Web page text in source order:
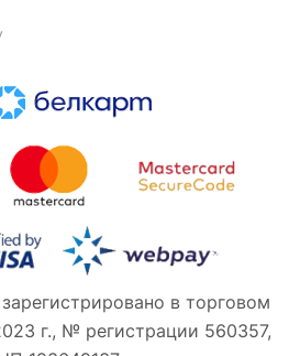
в торговом
г., № регистрации 560357,